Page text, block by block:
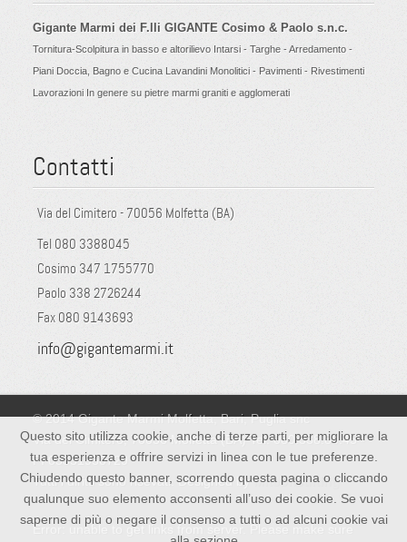
Gigante Marmi dei F.lli GIGANTE Cosimo & Paolo s.n.c.
Tornitura-Scolpitura in basso e altorilievo Intarsi - Targhe - Arredamento -
Piani Doccia, Bagno e Cucina Lavandini Monolitici - Pavimenti - Rivestimenti
Lavorazioni In genere su pietre marmi graniti e agglomerati
Contatti
Via del Cimitero - 70056 Molfetta (BA)
Tel 080 3388045
Cosimo 347 1755770
Paolo 338 2726244
Fax 080 9143693
info@gigantemarmi.it
© 2014 Gigante Marmi Molfetta, Bari, Puglia snc
Via del Cimitero, 70056 Molfetta (BA) Tel: 080.338.80.45 -
PI 05351950729
Tutti i diritti sono risevati. Designed byMitconsulting
Error: unable to get links from server. Please make sure
Questo sito utilizza cookie, anche di terze parti, per migliorare la
tua esperienza e offrire servizi in linea con le tue preferenze.
Chiudendo questo banner, scorrendo questa pagina o cliccando
qualunque suo elemento acconsenti all’uso dei cookie. Se vuoi
saperne di più o negare il consenso a tutti o ad alcuni cookie vai